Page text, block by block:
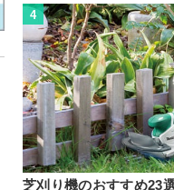
4
芝刈り機のおすすめ23